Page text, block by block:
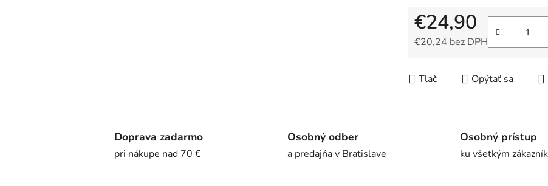
€24,90
€20,24 bez DPH
Tlač Opýtať sa
Doprava zadarmo
pri nákupe nad 70 €
Osobný odber
a predajňa v Bratislave
Osobný prístup
ku všetkým